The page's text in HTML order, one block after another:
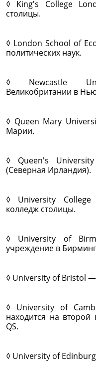
◊ King's College
столицы.
◊ London School of
политических наук.
◊ Newcastle
Великобритании в
◊ Queen Mary
Марии.
◊ Queen's
(Северная Ирландия).
◊ University College
колледж столицы.
◊ University of
учреждение в
◊ University of Bristol —
◊ University of
находится на
QS.
◊ University of